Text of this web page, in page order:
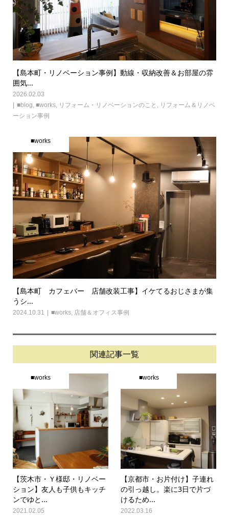
【島本町・リノベーション事例】動線・収納改善＆お部屋の雰
囲気...
2026.02.03
■blog, ■works, リフォーム・リノベーションのこと , リフォーム＆リノベ
ーション事例
■works
【島本町 カフェバー 店舗改装工事】イケてるおじさまが集
うシ...
2024.10.31 ■works, 店舗＆オフィス事例
関連記事一覧
■works
【茨木市・Ｙ様邸・リノベー
ション】友人も子供もキッチ
ンでゆと...
2021.02.05
■works
【京都市・お片付け】子連れ
の引っ越し。楽に3日で片づ
けるため...
2022.03.16